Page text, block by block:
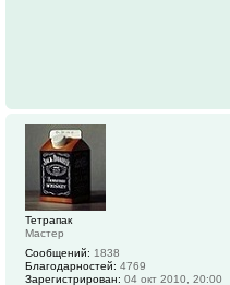
Тетрапак
Мастер
Сообщений: 1838
Благодарностей: 4769
Зарегистрирован: 04 окт 2010, 20:00